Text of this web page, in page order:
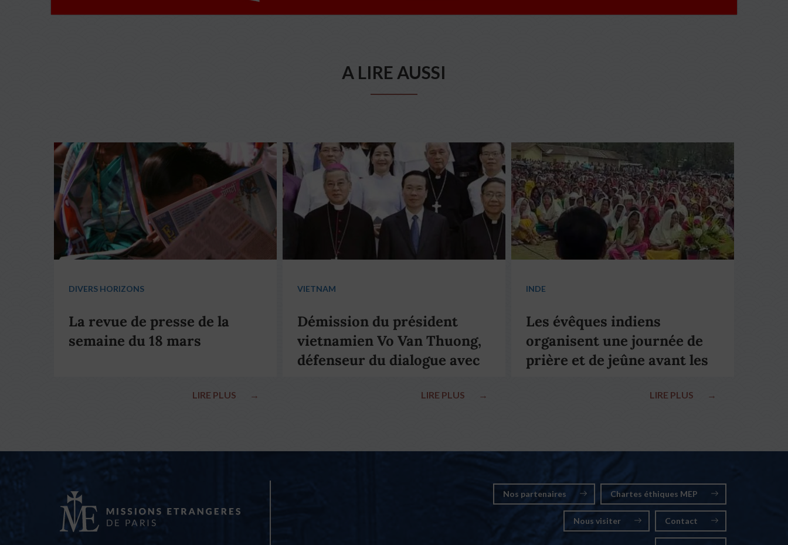
A LIRE AUSSI
DIVERS HORIZONS
La revue de presse de la
semaine du 18 mars
LIRE PLUS →
VIETNAM
Démission du président
vietnamien Vo Van Thuong,
défenseur du dialogue avec
LIRE PLUS →
INDE
Les évêques indiens
organisent une journée de
prière et de jeûne avant les
LIRE PLUS →
Nos partenaires Chartes éthiques MEP
Nous visiter Contact